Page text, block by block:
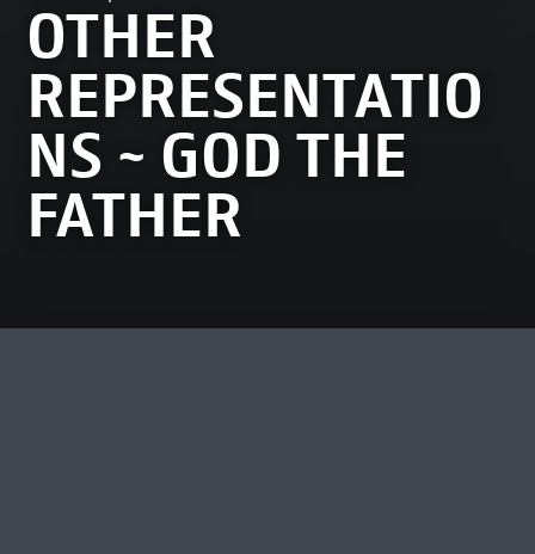
OTHER
REPRESENTATIO
NS ~ GOD THE
FATHER